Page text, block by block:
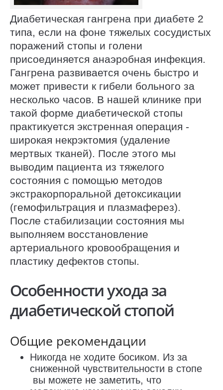
Диабетическая гангрена при диабете 2
типа, если на фоне тяжелых сосудистых
поражений стопы и голени
присоединяется анаэробная инфекция.
Гангрена развивается очень быстро и
может привести к гибели больного за
несколько часов. В нашей клинике при
такой форме диабетической стопы
практикуется экстренная операция -
широкая некрэктомия (удаление
мертвых тканей). После этого мы
выводим пациента из тяжелого
состояния с помощью методов
экстракорпоральной детоксикации
(гемофильтрация и плазмаферез).
После стабилизации состояния мы
выполняем восстановление
артериального кровообращения и
пластику дефектов стопы.
Особенности ухода за
диабетической стопой
Общие рекомендации
Никогда не ходите босиком. Из за
сниженной чувствительности в стопе
вы можете не заметить, что